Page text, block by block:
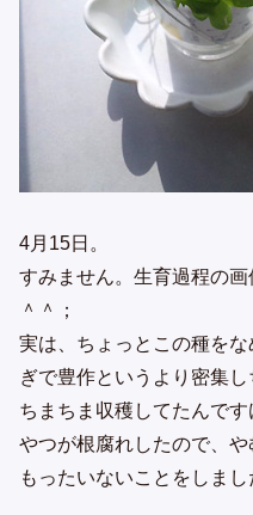
4月15日。
すみません。生育過程の画
＾＾；
実は、ちょっとこの種を
ぎで豊作というより密集
ちまちま収穫してたんで
やつが根腐れしたので、や
もったいないことをしまし